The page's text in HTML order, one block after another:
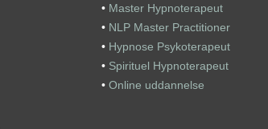
• Master Hypnoterapeut
• NLP Master Practitioner
• Hypnose Psykoterapeut
• Spirituel Hypnoterapeut
•Online uddannelse